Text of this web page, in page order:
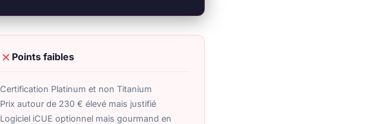
Points faibles
Certification Platinum et non Titanium
Prix autour de 230 € élevé mais justifié
Logiciel iCUE optionnel mais gourmand en